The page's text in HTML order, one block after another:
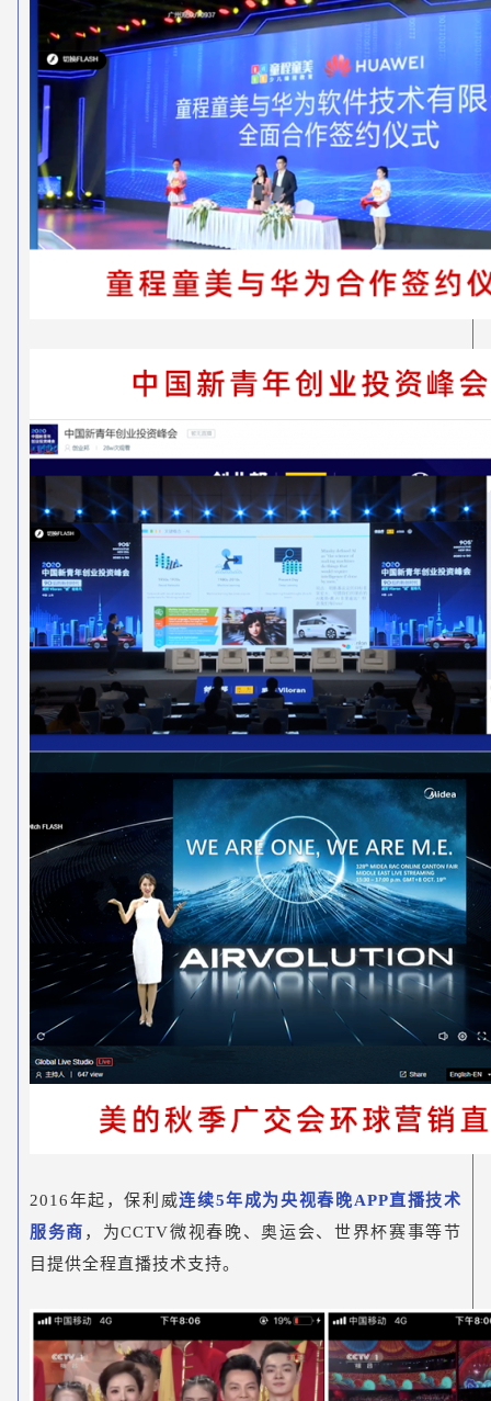
2016年起，保利威连续5年成为央视春晚APP直播技术
服务商 ，为CCTV微视春晚、奥运会、世界杯赛事等节
目提供全程直播技术支持。